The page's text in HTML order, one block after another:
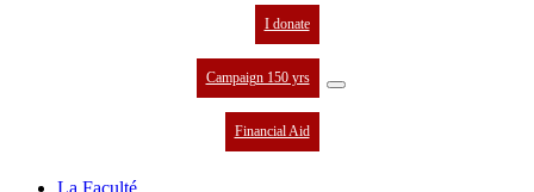
I donate
Campaign 150 yrs
Financial Aid
La Faculté